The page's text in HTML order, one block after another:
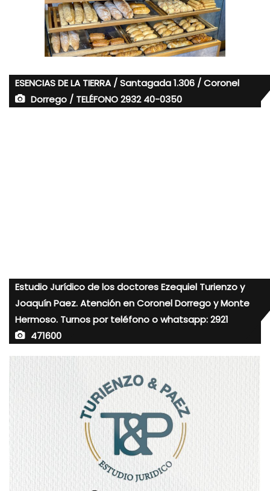
ESENCIAS DE LA TIERRA / Santagada 1.306 / Coronel
Dorrego / TELÉFONO 2932 40-0350
Estudio Jurídico de los doctores Ezequiel Turienzo y
Joaquín Paez. Atención en Coronel Dorrego y Monte
Hermoso. Turnos por teléfono o whatsapp: 2921
471600